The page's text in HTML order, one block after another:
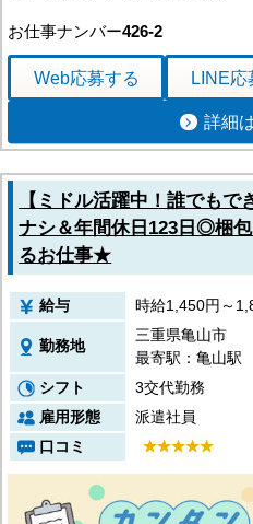
島根県
広島県
四国エリア
香川県
高知県
九州エリア
福岡県
佐賀県
長崎県
熊本県
大分県
宮崎県
鹿児島県
沖縄エリア
沖縄県
社員口コミ
特集ページ
スタッフBLOG
メルマガ登録
お仕事ナンバー426-2
Web応募する LINE応
詳細
【ミドル活躍中！誰でも
ナシ＆年間休日123日◎梱
るお仕事★
給与 時給1,450円～
勤務地
三重県亀山市
最寄駅：亀山駅
シフト
3交代勤務
雇用形態
派遣社員
口コミ